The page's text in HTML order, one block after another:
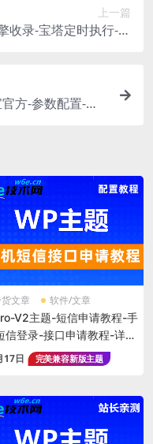
上一篇
收录-宝塔定时执行-简
方-参数配置-关
文章
软件/文章
V2主题-短信申请教程-手
信登录-接口申请教程-详细
留-简单快速通过
17日 完美兼容新版主题